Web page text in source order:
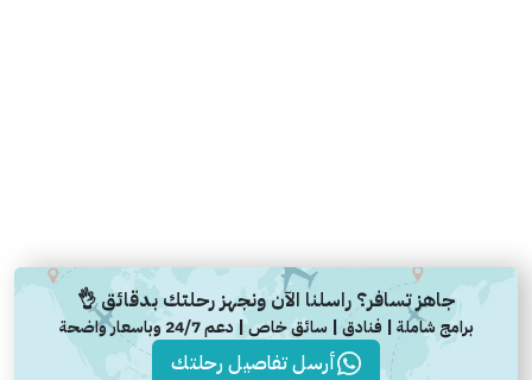
جاهز تسافر؟ راسلنا الآن ونجهز رحلتك بدقائق 👌
برامج شاملة | فنادق | سائق خاص | دعم 24/7 وباسعار واضحة
أرسل تفاصيل رحلتك